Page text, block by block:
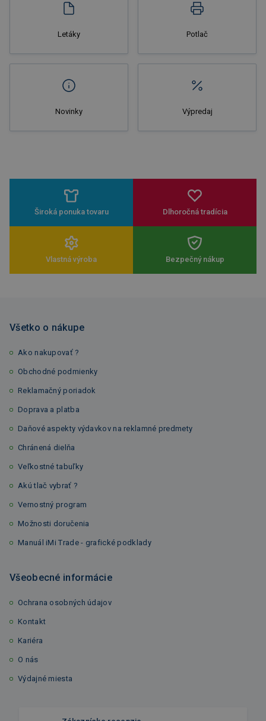
Letáky Potlač
Novinky Výpredaj
Široká ponuka tovaru Dlhoročná tradícia
Vlastná výroba Bezpečný nákup
Všetko o nákupe
Ako nakupovať ?
Obchodné podmienky
Reklamačný poriadok
Doprava a platba
Daňové aspekty výdavkov na reklamné predmety
Chránená dielňa
Veľkostné tabuľky
Akú tlač vybrať ?
Vernostný program
Možnosti doručenia
Manuál iMi Trade - grafické podklady
Všeobecné informácie
Ochrana osobných údajov
Kontakt
Kariéra
O nás
Výdajné miesta